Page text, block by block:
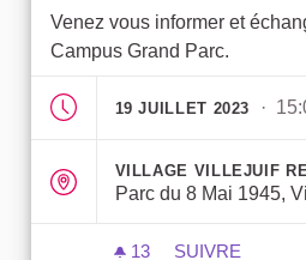
Venez vous informer et
Campus Grand Parc.
19 JUILLET 2023 ·
VILLAGE VILLEJUIF
Parc du 8 Mai 1945,
13 13 ABONNÉS
SUIVRE